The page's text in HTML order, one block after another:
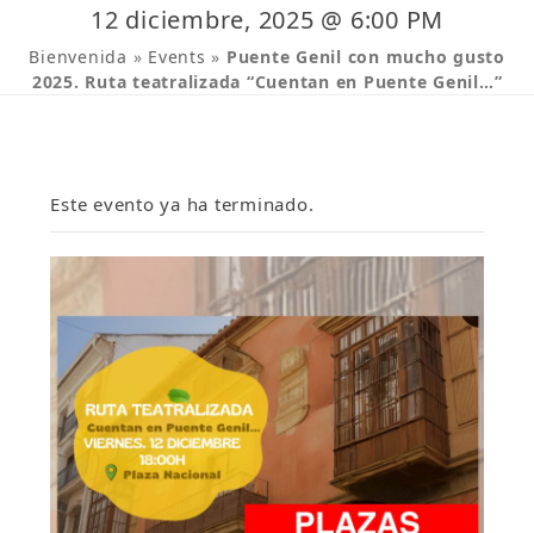
12 diciembre, 2025 @ 6:00 PM
Bienvenida » Events » Puente Genil con mucho gusto
2025. Ruta teatralizada “Cuentan en Puente Genil…”
Este evento ya ha terminado.